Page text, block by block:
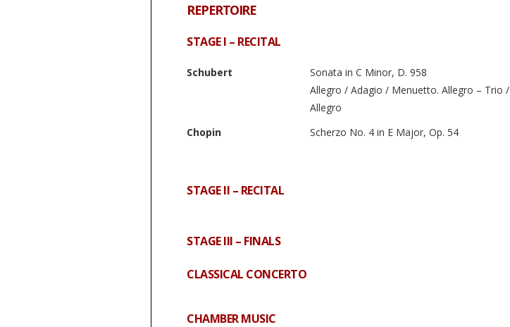
REPERTOIRE
STAGE I – RECITAL
Schubert
Sonata in C Minor, D. 958
Allegro / Adagio / Menuetto. Allegro – Trio /
Allegro
Chopin
Scherzo No. 4 in E Major, Op. 54
STAGE II – RECITAL
STAGE III – FINALS
CLASSICAL CONCERTO
CHAMBER MUSIC